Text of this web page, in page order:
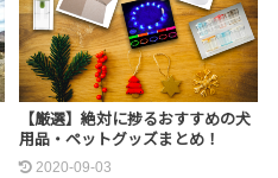
【厳選】絶対に捗るおすすめの犬
用品・ペットグッズまとめ！
2020-09-03